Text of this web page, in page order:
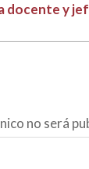
docente y
no será